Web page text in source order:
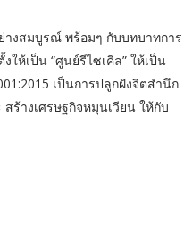
างสมบูรณ์ พร้อมๆ กับบทบาทการ
ห้เป็น “ศูนย์รีไซเคิล” ให้เป็น
เป็นการปลูกฝังจิตสำนึก
ร้างเศรษฐกิจหมุนเวียน ให้กับ